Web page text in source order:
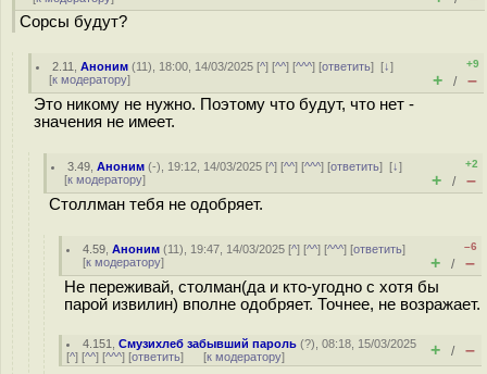
Сорсы будут?
2.11 ,Аноним (11), 18:00, 14/03/2025 [^] [^^] [^^^] [ответить][↓]
[к модератору]
+9
+ / –
Это никому не нужно. Поэтому что будут, что нет -
значения не имеет.
3.49 ,Аноним (-), 19:12, 14/03/2025 [^] [^^] [^^^] [ответить][↓]
[к модератору]
+2
+ / –
Столлман тебя не одобряет.
4.59 ,Аноним (11), 19:47, 14/03/2025 [^] [^^] [^^^] [ответить]
[к модератору]
–6
+ / –
Не переживай, столман(да и кто-угодно с хотя бы
парой извилин) вполне одобряет. Точнее, не возражает.
4.151 ,Смузихлеб забывший пароль (?), 08:18, 15/03/2025
[^] [^^] [^^^] [ответить] [к модератору] + / –